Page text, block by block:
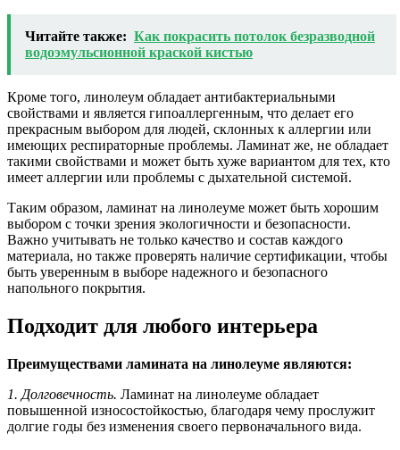
Читайте также: Как покрасить потолок безразводной
водоэмульсионной краской кистью
Кроме того, линолеум обладает антибактериальными
свойствами и является гипоаллергенным, что делает его
прекрасным выбором для людей, склонных к аллергии или
имеющих респираторные проблемы. Ламинат же, не обладает
такими свойствами и может быть хуже вариантом для тех, кто
имеет аллергии или проблемы с дыхательной системой.
Таким образом, ламинат на линолеуме может быть хорошим
выбором с точки зрения экологичности и безопасности.
Важно учитывать не только качество и состав каждого
материала, но также проверять наличие сертификации, чтобы
быть уверенным в выборе надежного и безопасного
напольного покрытия.
Подходит для любого интерьера
Преимуществами ламината на линолеуме являются:
1. Долговечность. Ламинат на линолеуме обладает
повышенной износостойкостью, благодаря чему прослужит
долгие годы без изменения своего первоначального вида.